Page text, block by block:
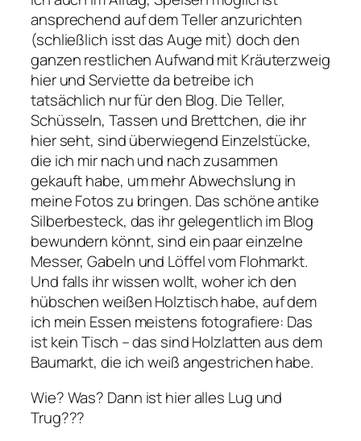
ansprechend auf dem Teller anzurichten
(schließlich isst das Auge mit) doch den
ganzen restlichen Aufwand mit Kräuterzweig
hier und Serviette da betreibe ich
tatsächlich nur für den Blog. Die Teller,
Schüsseln, Tassen und Brettchen, die ihr
hier seht, sind überwiegend Einzelstücke,
die ich mir nach und nach zusammen
gekauft habe, um mehr Abwechslung in
meine Fotos zu bringen. Das schöne antike
Silberbesteck, das ihr gelegentlich im Blog
bewundern könnt, sind ein paar einzelne
Messer, Gabeln und Löffel vom Flohmarkt.
Und falls ihr wissen wollt, woher ich den
hübschen weißen Holztisch habe, auf dem
ich mein Essen meistens fotografiere: Das
ist kein Tisch – das sind Holzlatten aus dem
Baumarkt, die ich weiß angestrichen habe.
Wie? Was? Dann ist hier alles Lug und
Trug???